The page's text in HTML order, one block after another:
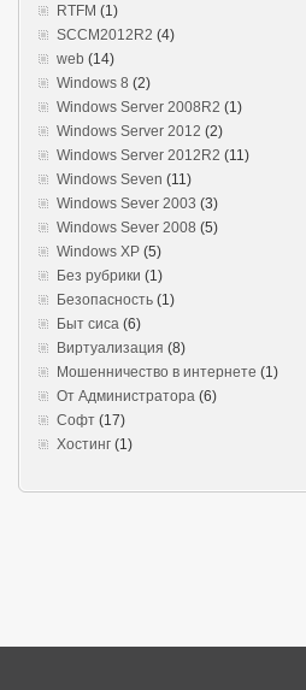
RTFM (1)
SCCM2012R2 (4)
web (14)
Windows 8 (2)
Windows Server 2008R2 (1)
Windows Server 2012 (2)
Windows Server 2012R2 (11)
Windows Seven (11)
Windows Sever 2003 (3)
Windows Sever 2008 (5)
Windows XP (5)
Без рубрики (1)
Безопасность (1)
Быт сиса (6)
Виртуализация (8)
Мошенничество в интернете (1)
От Администратора (6)
Софт (17)
Хостинг (1)